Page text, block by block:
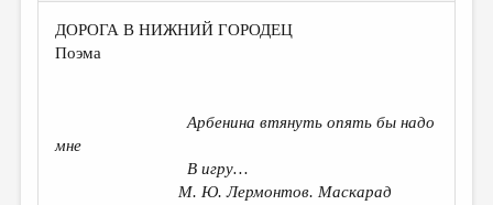
НОВОСТИ
ИЗБРАННОЕ
ДОРОГА В НИЖНИЙ ГОРОДЕЦ
Поэма
Арбенина втянуть опять бы надо
мне
В игру…
М. Ю. Лермонтов. Маскарад